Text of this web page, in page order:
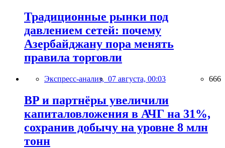
Традиционные рынки под
давлением сетей: почему
Азербайджану пора менять
правила торговли
Экспресс-анализ, 07 августа, 00:03 666
BP и партнёры увеличили
капиталовложения в АЧГ на 31%,
сохранив добычу на уровне 8 млн
тонн